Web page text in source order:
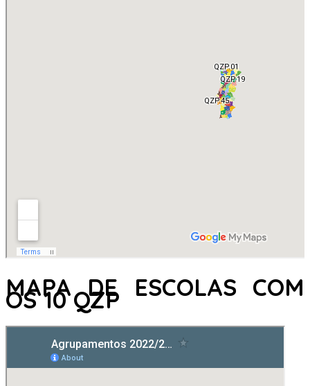
MAPA DE ESCOLAS COM
OS 10 QZP